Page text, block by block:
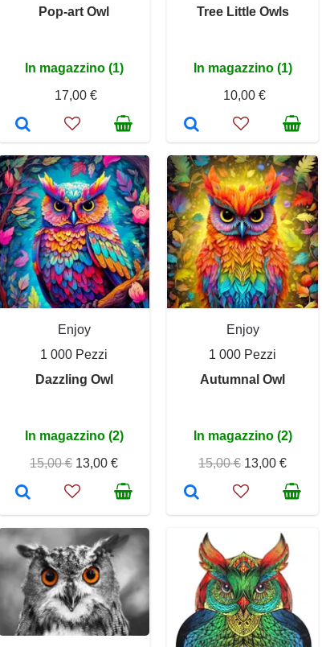
Pop-art Owl
In magazzino (1)
17,00 €
Tree Little Owls
In magazzino (1)
10,00 €
Enjoy
1 000 Pezzi
Dazzling Owl
In magazzino (2)
15,00 € 13,00 €
Enjoy
1 000 Pezzi
Autumnal Owl
In magazzino (2)
15,00 € 13,00 €